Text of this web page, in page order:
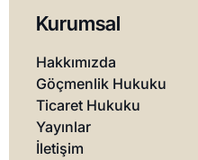
Kurumsal
Hakkımızda
Göçmenlik Hukuku
Ticaret Hukuku
Yayınlar
İletişim